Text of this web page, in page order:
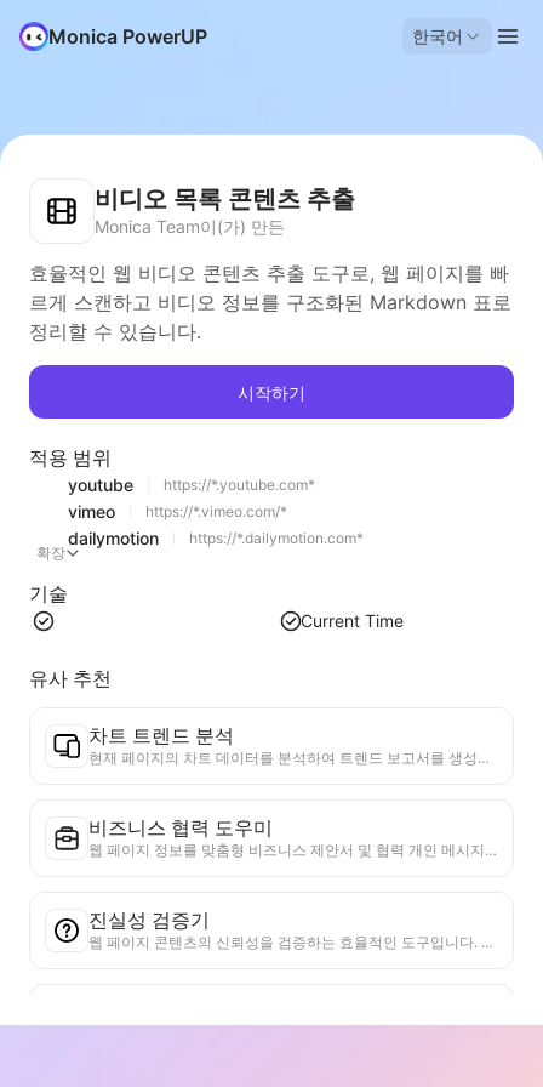
Monica PowerUP 한국어
비디오 목록 콘텐츠 추출
Monica Team이(가) 만든
효율적인 웹 비디오 콘텐츠 추출 도구로, 웹 페이지를 빠
르게 스캔하고 비디오 정보를 구조화된 Markdown 표로
정리할 수 있습니다.
시작하기
적용 범위
youtube https://*.youtube.com*
vimeo https://*.vimeo.com/*
dailymotion
https://*.dailymotion.com*
확장
기술
Current Time
유사 추천
차트 트렌드 분석
현재 페이지의 차트 데이터를 분석하여 트렌드 보고서를 생성합니다. 인기 카테고리, 빠르게 상승하는 제품 유형 및 신흥 기술을 식별합니다. 즉각적인 시장 통찰력을 제공하여 최신 제품 트렌드와 시장 동향을 이해하는 데 도움을 줍니다.
비즈니스 협력 도우미
웹 페이지 정보를 맞춤형 비즈니스 제안서 및 협력 개인 메시지로 변환하고, 준비된 템플릿과 후속 가이드를 제공하여 협업 프로세스를 간소화합니다.
진실성 검증기
웹 페이지 콘텐츠의 신뢰성을 검증하는 효율적인 도구입니다. 핵심 주장과 데이터를 자동으로 식별하고 신뢰할 수 있는 외부 출처와 교차 확인합니다. 중요한 진술에 대한 신뢰도 등급을 제공하고 검증 결과와 사실 출처 링크를 제공합니다. 정보 리터러시를 높이고 가짜 정보 확산을 방지하는 데 도움이 됩니다.